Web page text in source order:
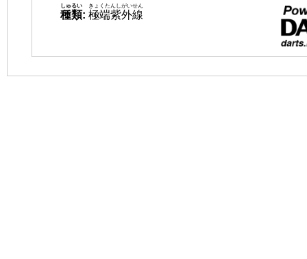
種類
しゅるい
: 極端紫外線
きょくたんしがいせん